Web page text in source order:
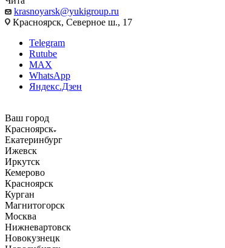
krasnoyarsk@yukigroup.ru
Красноярск, Северное ш., 17
Telegram
Rutube
MAX
WhatsApp
Яндекс.Дзен
Ваш город
Красноярск
Екатеринбург
Ижевск
Иркутск
Кемерово
Красноярск
Курган
Магнитогорск
Москва
Нижневартовск
Новокузнецк